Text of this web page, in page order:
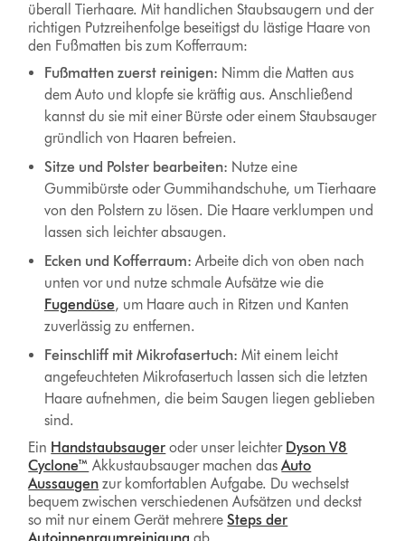
überall Tierhaare. Mit handlichen Staubsaugern und der
richtigen Putzreihenfolge beseitigst du lästige Haare von
den Fußmatten bis zum Kofferraum:
Fußmatten zuerst reinigen: Nimm die Matten aus
dem Auto und klopfe sie kräftig aus. Anschließend
kannst du sie mit einer Bürste oder einem Staubsauger
gründlich von Haaren befreien.
Sitze und Polster bearbeiten: Nutze eine
Gummibürste oder Gummihandschuhe, um Tierhaare
von den Polstern zu lösen. Die Haare verklumpen und
lassen sich leichter absaugen.
Ecken und Kofferraum: Arbeite dich von oben nach
unten vor und nutze schmale Aufsätze wie die
Fugendüse, um Haare auch in Ritzen und Kanten
zuverlässig zu entfernen.
Feinschliff mit Mikrofasertuch: Mit einem leicht
angefeuchteten Mikrofasertuch lassen sich die letzten
Haare aufnehmen, die beim Saugen liegen geblieben
sind.
Ein Handstaubsauger oder unser leichter Dyson V8
Cyclone™ Akkustaubsauger machen dasAuto
Aussaugen zur komfortablen Aufgabe. Du wechselst
bequem zwischen verschiedenen Aufsätzen und deckst
so mit nur einem Gerät mehrereSteps der